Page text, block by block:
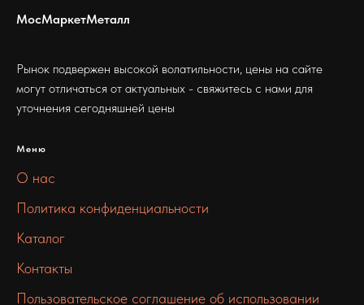
МосМаркетМеталл
Рынок подвержен высокой волатильности, цены на сайте
могут отличаться от актуальных - свяжитесь с нами для
уточнения сегодняшней цены
Меню
О нас
Политика конфиденциальности
Каталог
Контакты
Пользовательское соглашение об использовании